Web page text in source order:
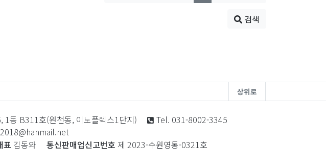
검색
상위로
1동 B311호(원천동, 이노플렉스1단지)
Tel. 031-8002-3345
표 김동와 통신판매업신고번호 제 2023-수원영통-0321호